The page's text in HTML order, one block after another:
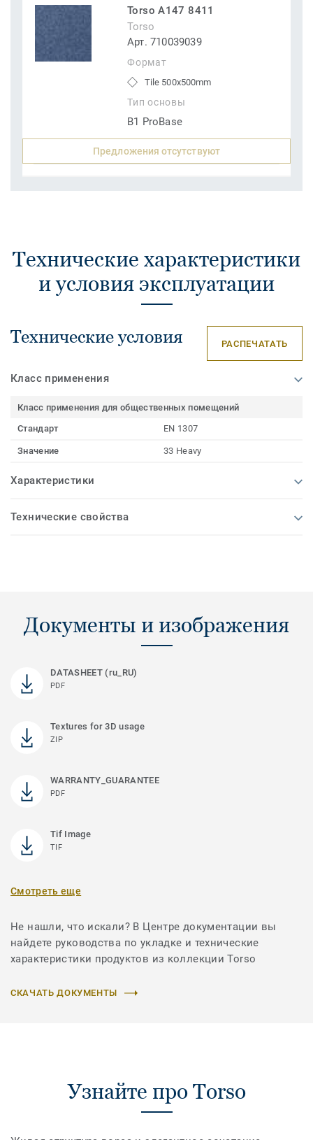
Torso A147 8411
Torso
Арт. 710039039
Формат
Tile 500x500mm
Тип основы
B1 ProBase
Предложения отсутствуют
Технические характеристики
и условия эксплуатации
Технические условия РАСПЕЧАТАТЬ
Класс применения
Класс применения для общественных помещений
Стандарт
EN 1307
Значение 33 Heavy
Характеристики
Технические свойства
Документы и изображения
DATASHEET (ru_RU)
PDF
Textures for 3D usage
ZIP
WARRANTY_GUARANTEE
PDF
Tif Image
TIF
Смотреть еще
Не нашли, что искали? В Центре документации вы
найдете руководства по укладке и технические
характеристики продуктов из коллекции Torso
СКАЧАТЬ ДОКУМЕНТЫ
Узнайте про Torso